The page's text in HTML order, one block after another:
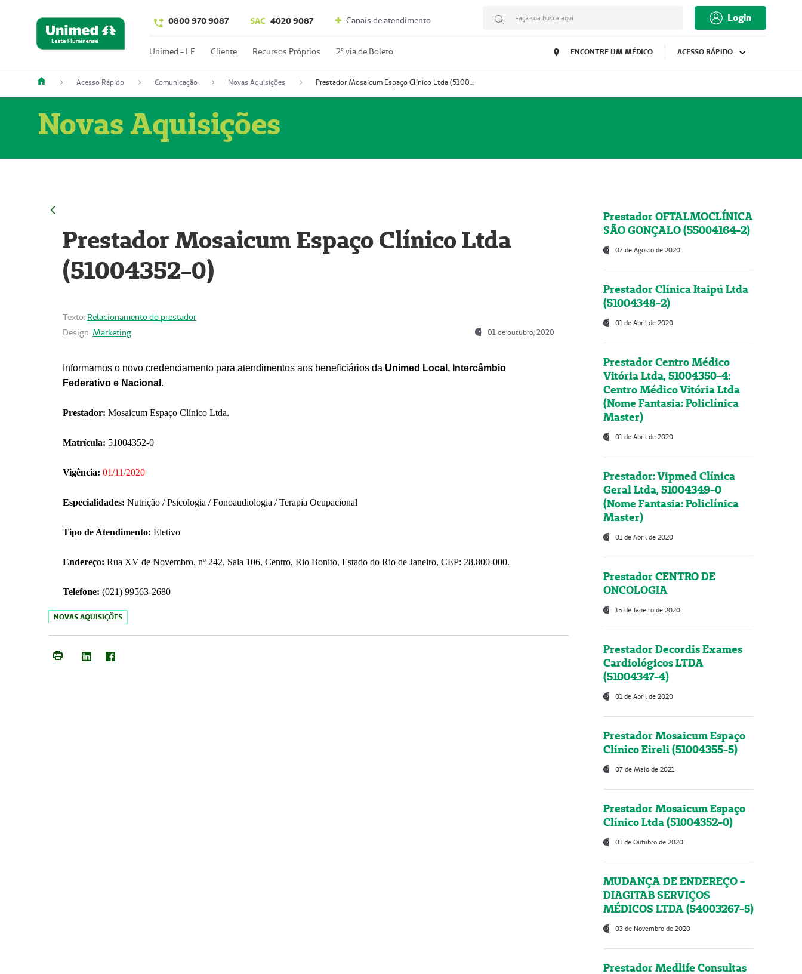
0800 970 9087 SAC 4020 9087 Canais de atendimento Faça sua busca aqui Login
Unimed - LF Cliente Recursos Próprios 2º via de Boleto ENCONTRE UM MÉDICO ACESSO RÁPIDO
Acesso Rápido Comunicação Novas Aquisições Prestador Mosaicum Espaço Clínico Ltda (51004352-0)
Novas Aquisições
Prestador Mosaicum Espaço Clínico Ltda
(51004352-0)
Texto: Relacionamento do prestador
Design: Marketing 01 de outubro, 2020
Informamos o novo credenciamento para atendimentos aos beneficiários da Unimed Local, Intercâmbio
Federativo e Nacional .
Prestador: Mosaicum Espaço Clínico Ltda.
Matrícula: 51004352-0
Vigência: 01/11/2020
Especialidades: Nutrição / Psicologia / Fonoaudiologia / Terapia Ocupacional
Tipo de Atendimento: Eletivo
Endereço: Rua XV de Novembro, nº 242, Sala 106, Centro, Rio Bonito, Estado do Rio de Janeiro, CEP: 28.800-000.
Telefone: (021) 99563-2680
NOVAS AQUISIÇÕES
Prestador OFTALMOCLÍNICA
SÃO GONÇALO (55004164-2)
07 de Agosto de 2020
Prestador Clínica Itaipú Ltda
(51004348-2)
01 de Abril de 2020
Prestador Centro Médico
Vitória Ltda, 51004350-4:
Centro Médico Vitória Ltda
(Nome Fantasia: Policlínica
Master)
01 de Abril de 2020
Prestador: Vipmed Clínica
Geral Ltda, 51004349-0
(Nome Fantasia: Policlínica
Master)
01 de Abril de 2020
Prestador CENTRO DE
ONCOLOGIA
15 de Janeiro de 2020
Prestador Decordis Exames
Cardiológicos LTDA
(51004347-4)
01 de Abril de 2020
Prestador Mosaicum Espaço
Clínico Eireli (51004355-5)
07 de Maio de 2021
Prestador Mosaicum Espaço
Clínico Ltda (51004352-0)
01 de Outubro de 2020
MUDANÇA DE ENDEREÇO -
DIAGITAB SERVIÇOS
MÉDICOS LTDA (54003267-5)
03 de Novembro de 2020
Prestador Medlife Consultas